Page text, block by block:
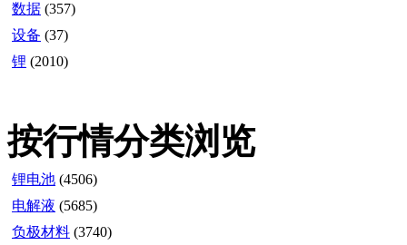
数据 (357)
设备 (37)
锂 (2010)
按行情分类浏览
锂电池 (4506)
电解液 (5685)
负极材料 (3740)